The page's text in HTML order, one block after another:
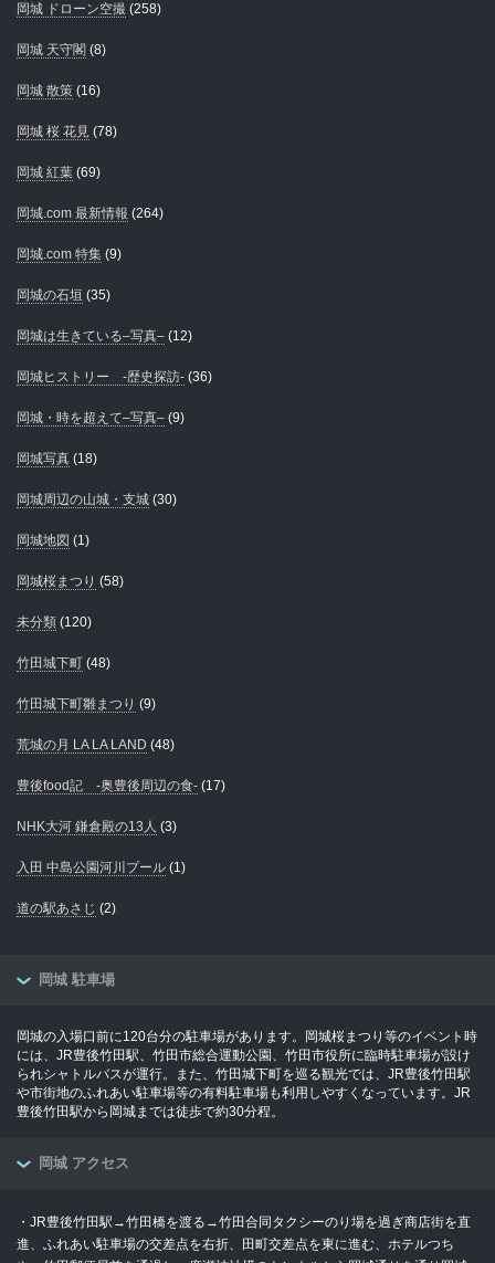
岡城 ドローン空撮 (258)
岡城 天守閣 (8)
岡城 散策 (16)
岡城 桜 花見 (78)
岡城 紅葉 (69)
岡城.com 最新情報 (264)
岡城.com 特集 (9)
岡城の石垣 (35)
岡城は生きている–写真– (12)
岡城ヒストリー -歴史探訪- (36)
岡城・時を超えて–写真– (9)
岡城写真 (18)
岡城周辺の山城・支城 (30)
岡城地図 (1)
岡城桜まつり (58)
未分類 (120)
竹田城下町 (48)
竹田城下町雛まつり (9)
荒城の月 LA LA LAND (48)
豊後food記 -奥豊後周辺の食- (17)
NHK大河 鎌倉殿の13人 (3)
入田 中島公園河川プール (1)
道の駅あさじ (2)
岡城 駐車場
岡城の入場口前に120台分の駐車場があります。岡城桜まつり等のイベント時
には、JR豊後竹田駅、竹田市総合運動公園、竹田市役所に臨時駐車場が設け
られシャトルバスが運行。また、竹田城下町を巡る観光では、JR豊後竹田駅
や市街地のふれあい駐車場等の有料駐車場も利用しやすくなっています。JR
豊後竹田駅から岡城までは徒歩で約30分程。
岡城 アクセス
・JR豊後竹田駅→竹田橋を渡る→竹田合同タクシーのり場を過ぎ商店街を直
進、ふれあい駐車場の交差点を右折、田町交差点を東に進む、ホテルつち